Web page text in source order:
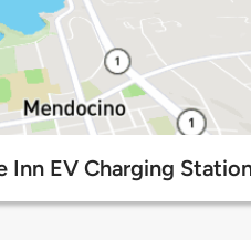
Inn EV Charging